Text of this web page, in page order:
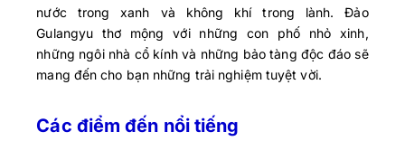
nước trong xanh và không khí trong lành. Đảo
Gulangyu thơ mộng với những con phố nhỏ xinh,
những ngôi nhà cổ kính và những bảo tàng độc đáo sẽ
mang đến cho bạn những trải nghiệm tuyệt vời.
Các điểm đến nổi tiếng